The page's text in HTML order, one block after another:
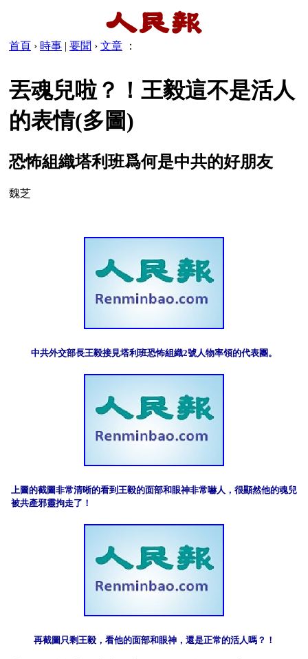
首頁 › 時事 | 要聞 › 文章 ：
丟魂兒啦？！王毅這不是活人
的表情(多圖)
恐怖組織塔利班爲何是中共的好朋友
魏芝
中共外交部長王毅接見塔利班恐怖組織2號人物率領的代表團。
上圖的截圖非常清晰的看到王毅的面部和眼神非常嚇人，很顯然他的魂兒
被共產邪靈拘走了！
再截圖只剩王毅，看他的面部和眼神，還是正常的活人嗎？！